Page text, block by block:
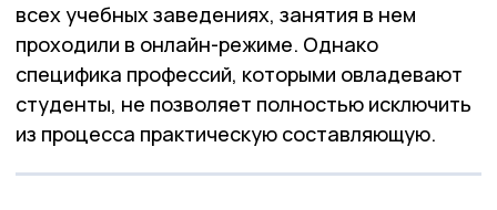
всех учебных заведениях, занятия в нем
проходили в онлайн-режиме. Однако
специфика профессий, которыми овладевают
студенты, не позволяет полностью исключить
из процесса практическую составляющую.